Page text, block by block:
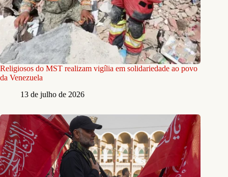
Religiosos do MST realizam vigília em solidariedade ao povo
da Venezuela
13 de julho de 2026